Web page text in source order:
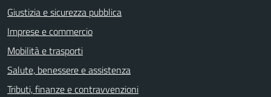
Giustizia e sicurezza pubblica
Imprese e commercio
Mobilità e trasporti
Salute, benessere e assistenza
Tributi, finanze e contravvenzioni